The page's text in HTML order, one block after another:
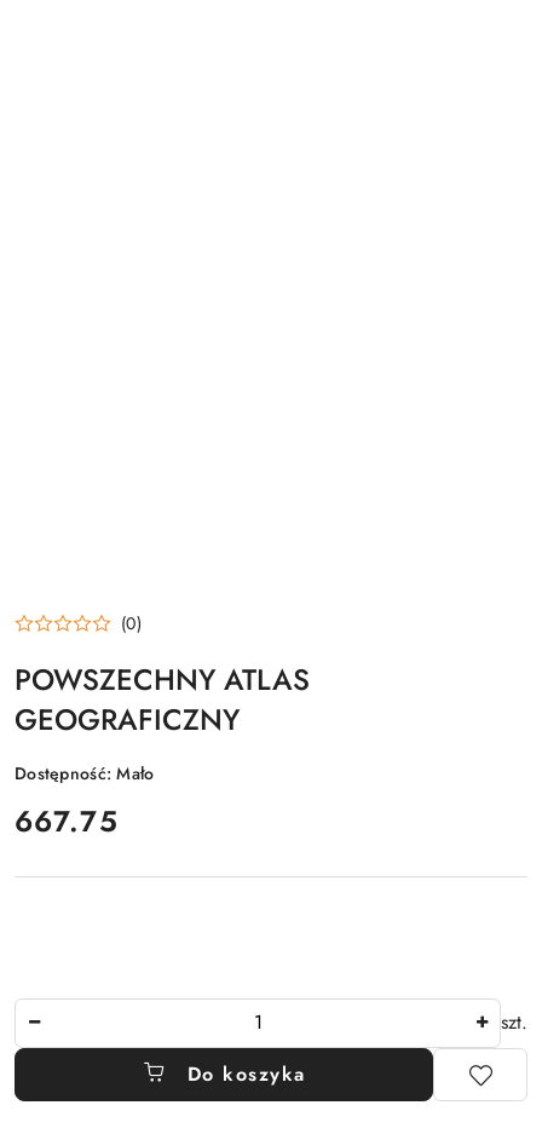
(0)
POWSZECHNY ATLAS
GEOGRAFICZNY
Dostępność:Mało
cena:
667.75
szt.
Do koszyka